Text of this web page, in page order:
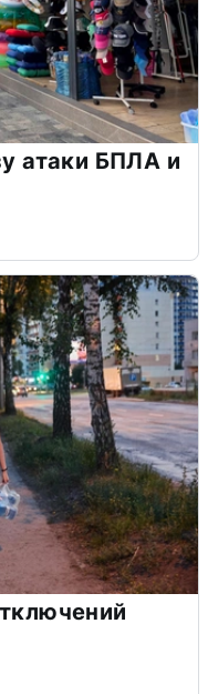
атаки БПЛА и